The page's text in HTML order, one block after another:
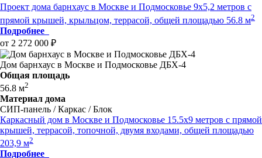
Проект дома барнхаус в Москве и Подмосковье 9x5,2 метров c
прямой крышей, крыльцом, террасой, общей площадью 56.8 м2
Подробнее
от 2 272 000 ₽
Дом барнхаус в Москве и Подмосковье ДБХ-4
Общая площадь
56.8 м2
Материал дома
СИП-панель / Каркас / Блок
Каркасный дом в Москве и Подмосковье 15.5x9 метров с прямой
крышей, террасой, топочной, двумя входами, общей площадью
203,9 м2
Подробнее